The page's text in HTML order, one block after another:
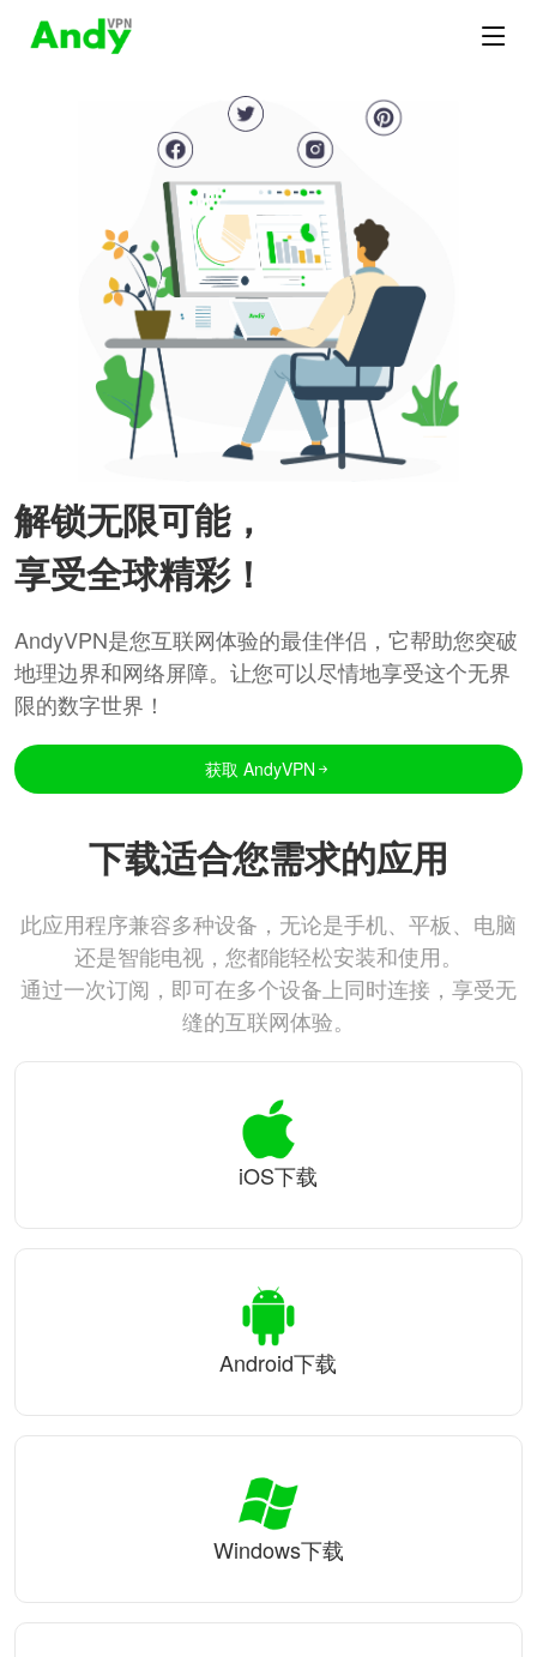
解锁无限可能，
享受全球精彩！
AndyVPN是您互联网体验的最佳伴侣，它帮助您突破
地理边界和网络屏障。让您可以尽情地享受这个无界
限的数字世界！
获取 AndyVPN
下载适合您需求的应用
此应用程序兼容多种设备，无论是手机、平板、电脑
还是智能电视，您都能轻松安装和使用。
通过一次订阅，即可在多个设备上同时连接，享受无
缝的互联网体验。
iOS下载
Android下载
Windows下载